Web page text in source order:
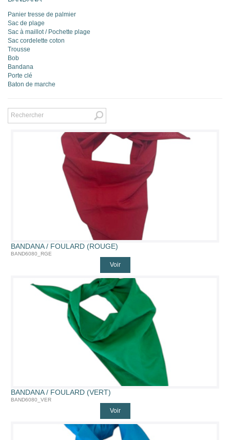
Panier tresse de palmier
Sac de plage
Sac à maillot / Pochette plage
Sac cordelette coton
Trousse
Bob
Bandana
Porte clé
Baton de marche
BANDANA / FOULARD (ROUGE)
BAND6080_RGE
Voir
BANDANA / FOULARD (VERT)
BAND6080_VER
Voir